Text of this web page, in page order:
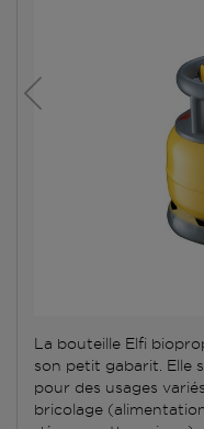
La bouteille Elfi
son petit gabarit. Elle
pour des usages
bricolage